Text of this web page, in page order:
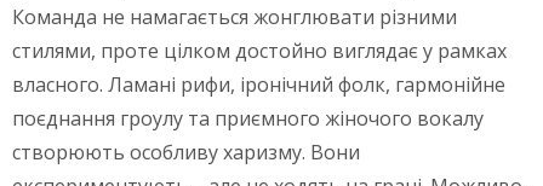
Команда не намагається жонглювати різними
стилями, проте цілком достойно виглядає у рамках
власного. Ламані рифи, іронічний фолк, гармонійне
поєднання гроулу та приємного жіночого вокалу
створюють особливу харизму. Вони